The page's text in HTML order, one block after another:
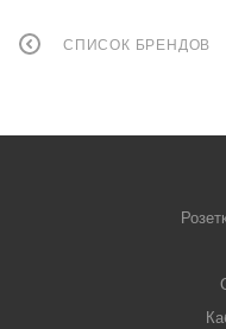
СПИСОК БРЕНДОВ